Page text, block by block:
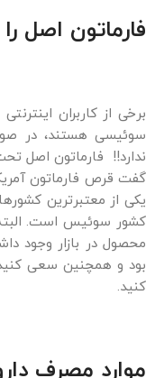
فارماتون اصل
برخی از کاربران
سوئیسی هستند، در
ندارد!! فارماتون اصل
گفت قرص فارماتون
یکی از معتبرترین
کشور سوئیس است.
محصول در بازار وجود
بود و همچنین سعی
کنید.
موارد مصرف